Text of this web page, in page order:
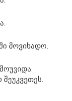
მოვიხადო.